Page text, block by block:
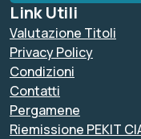
Link Utili
Valutazione Titoli
Privacy Policy
Condizioni
Contatti
Pergamene
Riemissione PEKIT